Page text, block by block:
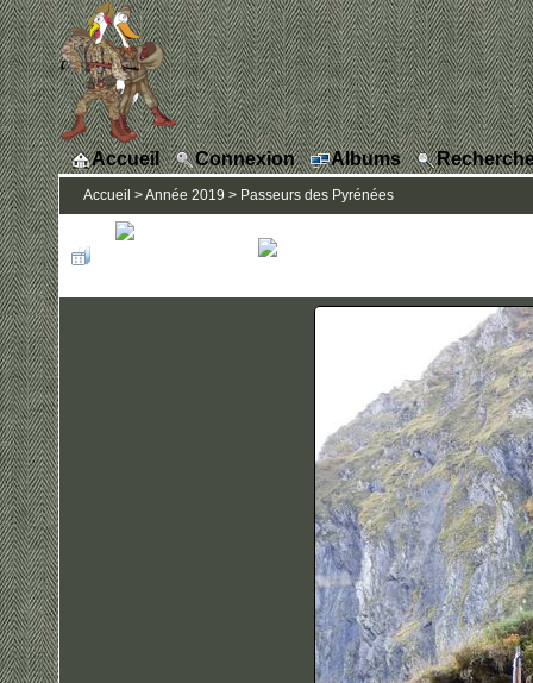
Accueil Connexion Albums
Accueil >Année 2019 > Passeurs des Pyrénées